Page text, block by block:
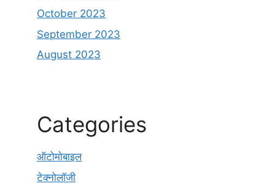
October 2023
September 2023
August 2023
Categories
ऑटोमोबाइल
टेक्नोलॉजी